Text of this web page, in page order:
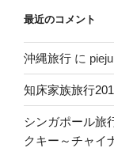
最近のコメント
沖縄旅行 に
知床家族旅行
シンガポール旅
クキー～チャイ